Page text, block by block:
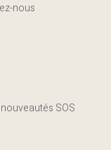
nous
SOS